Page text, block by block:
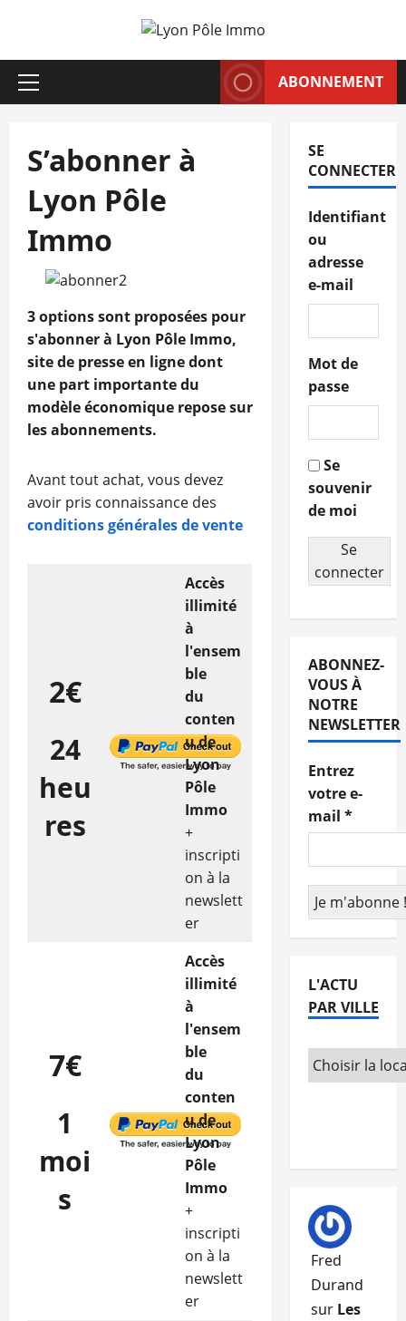
contenu
Menu
ABONNEMENT
S’abonner à
Lyon Pôle
Immo
3 options sont proposées pour
s'abonner à Lyon Pôle Immo,
site de presse en ligne dont
une part importante du
modèle économique repose sur
les abonnements.
Avant tout achat, vous devez
avoir pris connaissance des
conditions générales de vente
2€
24
heu
res
Accès
illimité
à
l'ensem
ble
du
conten
u de
Lyon
Pôle
Immo
+
inscripti
on à la
newslett
er
7€
1
moi
s
Accès
illimité
à
l'ensem
ble
du
conten
u de
Lyon
Pôle
Immo
+
inscripti
on à la
newslett
er
SE
CONNECTER
Identifiant
ou
adresse
e-mail
Mot de
passe
Se
souvenir
de moi
Se
connecter
ABONNEZ-
VOUS À
NOTRE
NEWSLETTER
Entrez
votre e-
mail *
L'ACTU
PAR VILLE
Fred
Durand
sur Les